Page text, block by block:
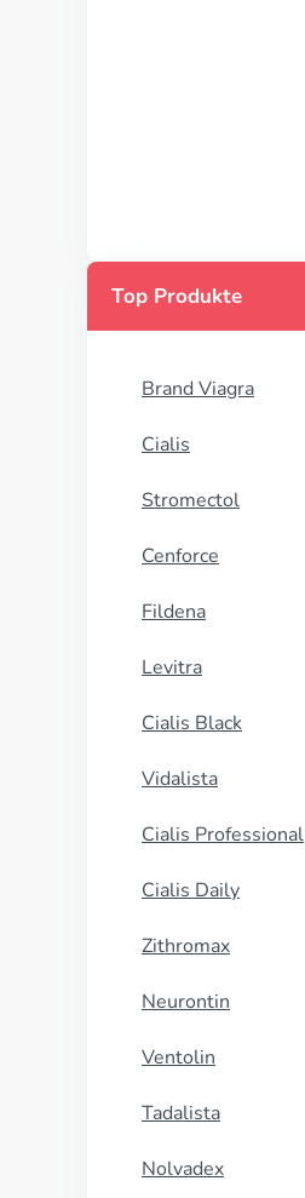
Top Produkte
Brand Viagra
Cialis
Stromectol
Cenforce
Fildena
Levitra
Cialis Black
Vidalista
Cialis Professional
Cialis Daily
Zithromax
Neurontin
Ventolin
Tadalista
Nolvadex